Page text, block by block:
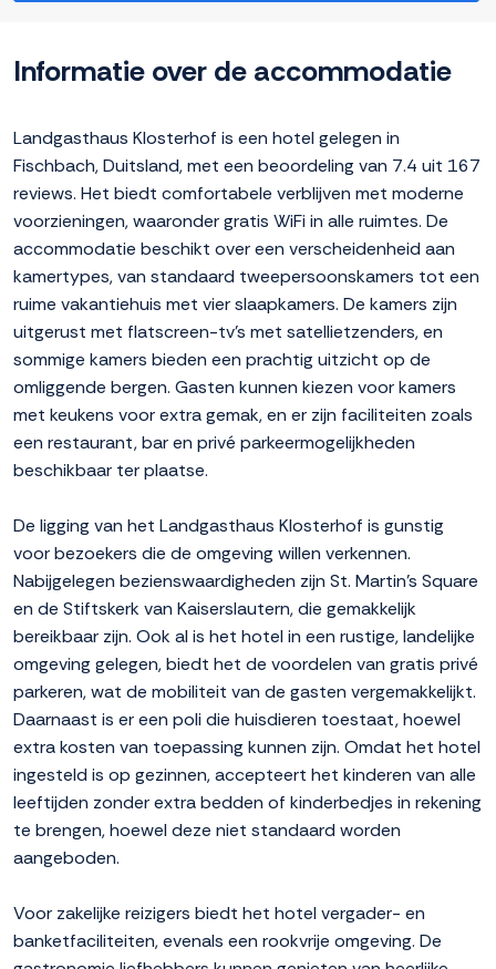
Informatie over de accommodatie
Landgasthaus Klosterhof is een hotel gelegen in
Fischbach, Duitsland, met een beoordeling van 7.4 uit 167
reviews. Het biedt comfortabele verblijven met moderne
voorzieningen, waaronder gratis WiFi in alle ruimtes. De
accommodatie beschikt over een verscheidenheid aan
kamertypes, van standaard tweepersoonskamers tot een
ruime vakantiehuis met vier slaapkamers. De kamers zijn
uitgerust met flatscreen-tv’s met satellietzenders, en
sommige kamers bieden een prachtig uitzicht op de
omliggende bergen. Gasten kunnen kiezen voor kamers
met keukens voor extra gemak, en er zijn faciliteiten zoals
een restaurant, bar en privé parkeermogelijkheden
beschikbaar ter plaatse.
De ligging van het Landgasthaus Klosterhof is gunstig
voor bezoekers die de omgeving willen verkennen.
Nabijgelegen bezienswaardigheden zijn St. Martin's Square
en de Stiftskerk van Kaiserslautern, die gemakkelijk
bereikbaar zijn. Ook al is het hotel in een rustige, landelijke
omgeving gelegen, biedt het de voordelen van gratis privé
parkeren, wat de mobiliteit van de gasten vergemakkelijkt.
Daarnaast is er een poli die huisdieren toestaat, hoewel
extra kosten van toepassing kunnen zijn. Omdat het hotel
ingesteld is op gezinnen, accepteert het kinderen van alle
leeftijden zonder extra bedden of kinderbedjes in rekening
te brengen, hoewel deze niet standaard worden
aangeboden.
Voor zakelijke reizigers biedt het hotel vergader- en
banketfaciliteiten, evenals een rookvrije omgeving. De